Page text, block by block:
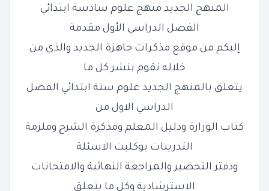
المنهج الجديد منهج علوم سادسة ابتدائي
الفصل الدراسي الأول مقدمة
إليكم من موقع مذكرات جاهزة الجديد والذي من
خلاله نقوم بنشر كل ما
يتعلق بالمنهج الجديد علوم ستة ابتدائي الفصل
الدراسي الاول من
كتاب الوزارة ودليل المعلم ومذكرة الشرح وملزمة
التدريبات بوكليت الاسئلة
ودفتر التحضير والمراجعة النهائية والامتحانات
الاسترشادية وكل ما يتعلق